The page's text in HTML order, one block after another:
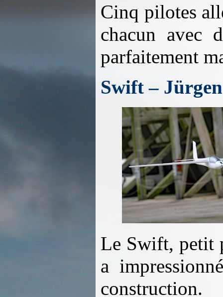
Cinq pilotes
chacun avec
parfaitement
Swift –
Le Swift, petit
a
construction.